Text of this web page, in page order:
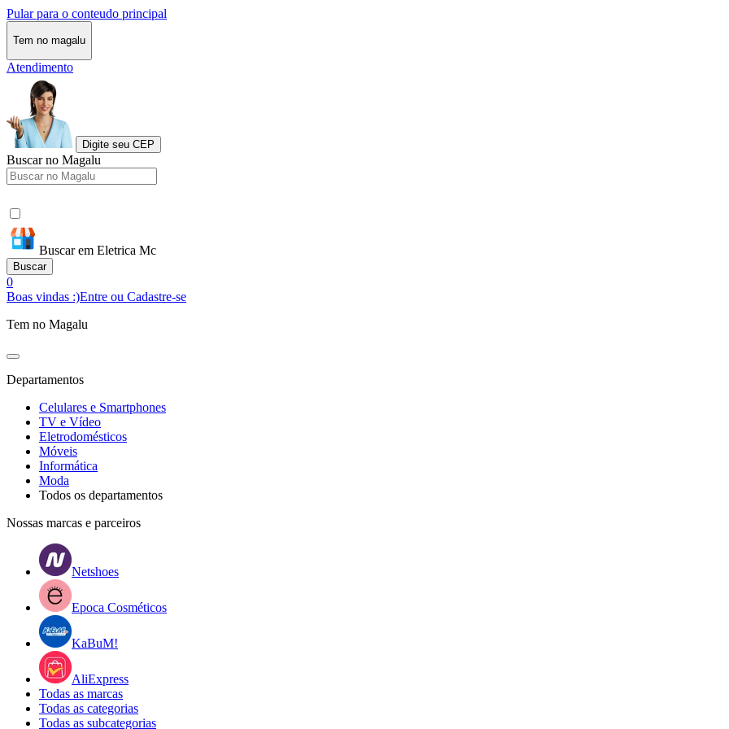
Pular para o conteudo principal
Tem no magalu
Atendimento
Digite seu CEP
Buscar no Magalu
Buscar em Eletrica Mc
Buscar
0
Boas vindas :)Entre ou Cadastre-se
Tem no Magalu
Departamentos
Celulares e Smartphones
TV e Vídeo
Eletrodomésticos
Móveis
Informática
Moda
Todos os departamentos
Nossas marcas e parceiros
Netshoes
Epoca Cosméticos
KaBuM!
AliExpress
Todas as marcas
Todas as categorias
Todas as subcategorias